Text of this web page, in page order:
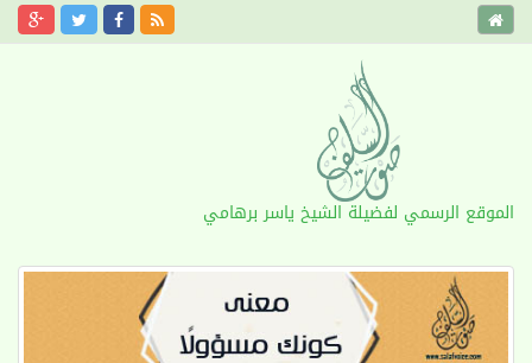
الموقع الرسمي لفضيلة الشيخ ياسر برهامي